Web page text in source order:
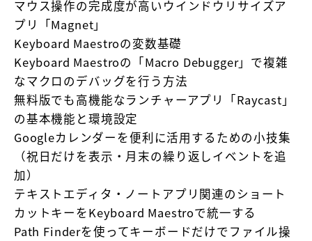
マウス操作の完成度が高いウインドウリサイズア
プリ「Magnet」
Keyboard Maestroの変数基礎
Keyboard Maestroの「Macro Debugger」で複雑
なマクロのデバッグを行う方法
無料版でも高機能なランチャーアプリ「Raycast」
の基本機能と環境設定
Googleカレンダーを便利に活用するための小技集
（祝日だけを表示・月末の繰り返しイベントを追
加）
テキストエディタ・ノートアプリ関連のショート
カットキーをKeyboard Maestroで統一する
Path Finderを使ってキーボードだけでファイル操